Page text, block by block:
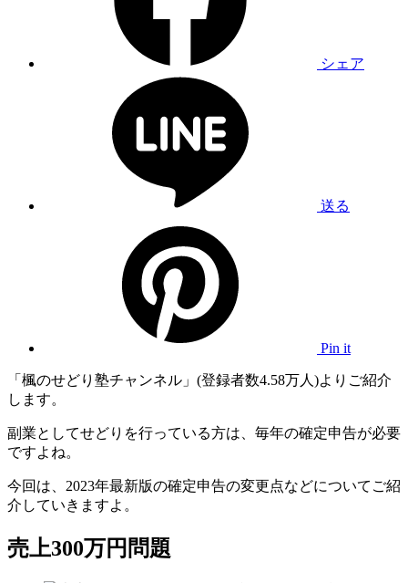
シェア
送る
Pin it
「楓のせどり塾チャンネル」(登録者数4.58万人)よりご紹介
します。
副業としてせどりを行っている方は、毎年の確定申告が必要
ですよね。
今回は、2023年最新版の確定申告の変更点などについてご紹
介していきますよ。
売上300万円問題